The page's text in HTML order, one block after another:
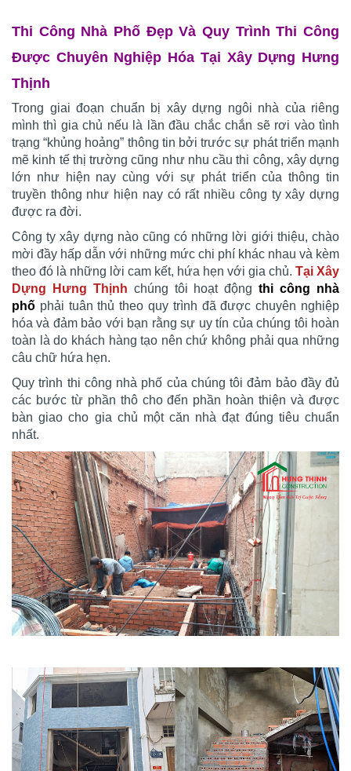
Thi Công Nhà Phố Đẹp Và Quy Trình Thi Công
Được Chuyên Nghiệp Hóa Tại Xây Dựng Hưng
Thịnh
Trong giai đoạn chuẩn bị xây dựng ngôi nhà của riêng
mình thì gia chủ nếu là lần đầu chắc chắn sẽ rơi vào tình
trạng “khủng hoảng” thông tin bởi trước sự phát triển mạnh
mẽ kinh tế thị trường cũng như nhu cầu thi công, xây dựng
lớn như hiện nay cùng với sự phát triển của thông tin
truyền thông như hiện nay có rất nhiều công ty xây dựng
được ra đời.
Công ty xây dựng nào cũng có những lời giới thiệu, chào
mời đầy hấp dẫn với những mức chi phí khác nhau và kèm
theo đó là những lời cam kết, hứa hẹn với gia chủ. Tại Xây
Dựng Hưng Thịnh chúng tôi hoạt độngthi công nhà
phố phải tuân thủ theo quy trình đã được chuyên nghiệp
hóa và đảm bảo với bạn rằng sự uy tín của chúng tôi hoàn
toàn là do khách hàng tạo nên chứ không phải qua những
câu chữ hứa hẹn.
Quy trình thi công nhà phố của chúng tôi đảm bảo đầy đủ
các bước từ phần thô cho đến phần hoàn thiện và được
bàn giao cho gia chủ một căn nhà đạt đúng tiêu chuẩn
nhất.